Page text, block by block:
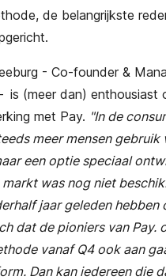
de belangrijkste
- Co-founder &
is (meer dan) enthousiast
met Pay. "In de
meer mensen gebruik
een optie speciaal
was nog niet
jaar geleden hebben
dat de pioniers van Pay.
vanaf Q4 ook aan
Dan kan iedereen die